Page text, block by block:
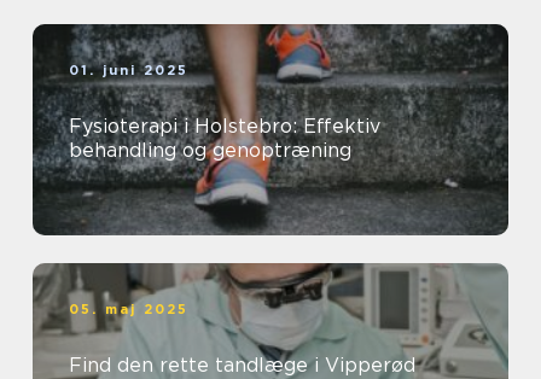
01. juni 2025
Fysioterapi i Holstebro: Effektiv
behandling og genoptræning
05. maj 2025
Find den rette tandlæge i Vipperød